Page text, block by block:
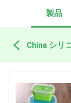
製品
China シリ